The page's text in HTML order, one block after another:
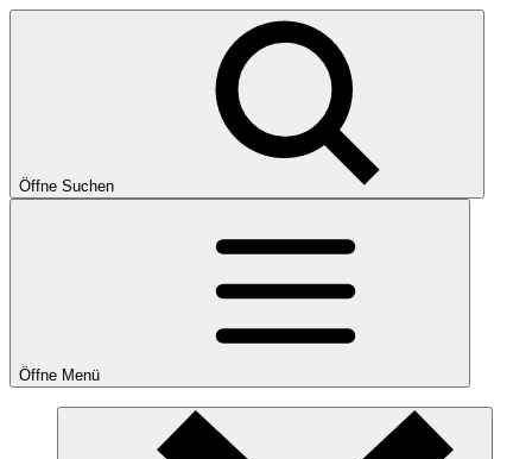
Öffne Suchen
Öffne Menü